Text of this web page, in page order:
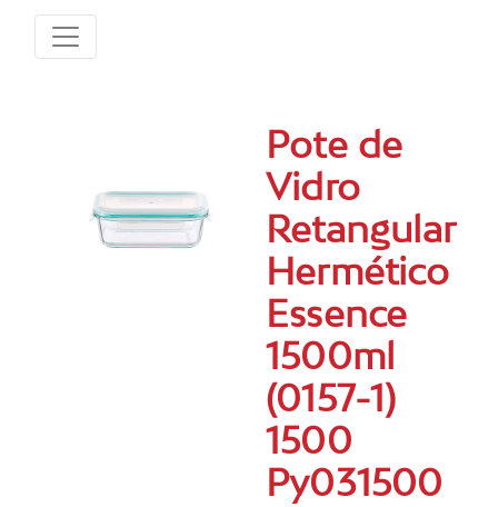
Pote de
Vidro
Retangular
Hermético
Essence
1500ml
(0157-1)
1500
Py031500